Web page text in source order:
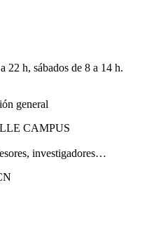
22 h, sábados de 8 a 14 h.
general
CAMPUS
investigadores…